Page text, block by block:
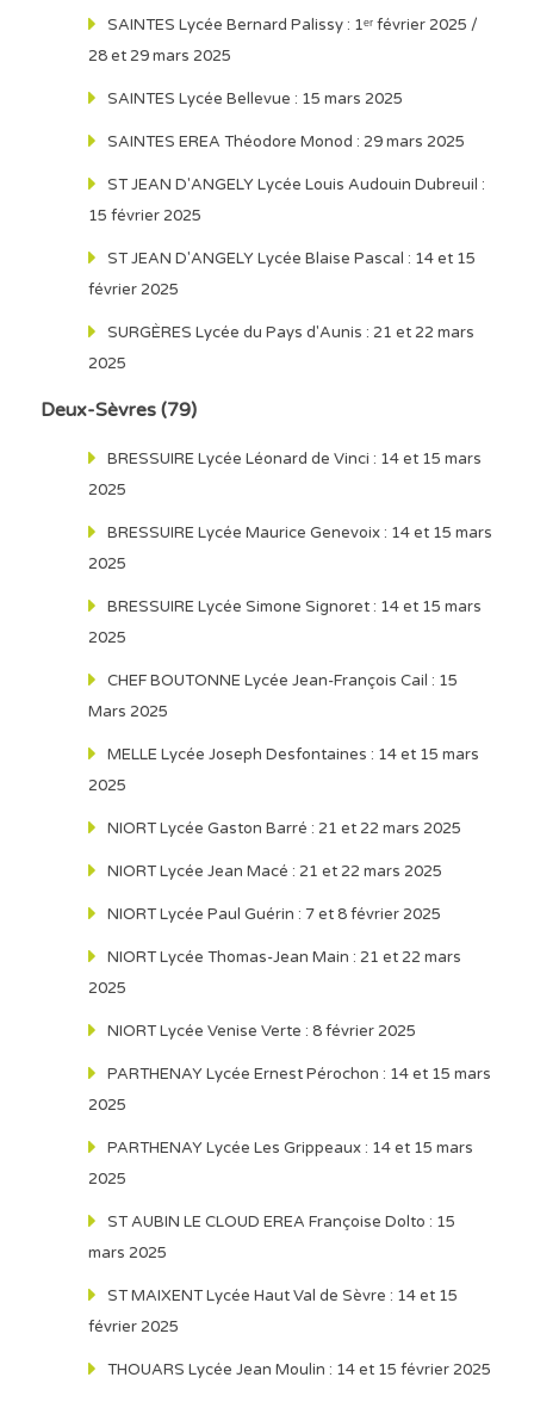
SAINTES Lycée Bernard Palissy : 1ᵉʳ février 2025 /
28 et 29 mars 2025
SAINTES Lycée Bellevue : 15 mars 2025
SAINTES EREA Théodore Monod : 29 mars 2025
ST JEAN D'ANGELY Lycée Louis Audouin Dubreuil :
15 février 2025
ST JEAN D'ANGELY Lycée Blaise Pascal : 14 et 15
février 2025
SURGÈRES Lycée du Pays d'Aunis : 21 et 22 mars
2025
Deux-Sèvres (79)
BRESSUIRE Lycée Léonard de Vinci : 14 et 15 mars
2025
BRESSUIRE Lycée Maurice Genevoix : 14 et 15 mars
2025
BRESSUIRE Lycée Simone Signoret : 14 et 15 mars
2025
CHEF BOUTONNE Lycée Jean-François Cail : 15
Mars 2025
MELLE Lycée Joseph Desfontaines : 14 et 15 mars
2025
NIORT Lycée Gaston Barré : 21 et 22 mars 2025
NIORT Lycée Jean Macé : 21 et 22 mars 2025
NIORT Lycée Paul Guérin : 7 et 8 février 2025
NIORT Lycée Thomas-Jean Main : 21 et 22 mars
2025
NIORT Lycée Venise Verte : 8 février 2025
PARTHENAY Lycée Ernest Pérochon : 14 et 15 mars
2025
PARTHENAY Lycée Les Grippeaux : 14 et 15 mars
2025
ST AUBIN LE CLOUD EREA Françoise Dolto : 15
mars 2025
ST MAIXENT Lycée Haut Val de Sèvre : 14 et 15
février 2025
THOUARS Lycée Jean Moulin : 14 et 15 février 2025